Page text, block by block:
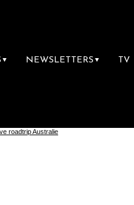
▼ NEWSLETTERS ▼ TV